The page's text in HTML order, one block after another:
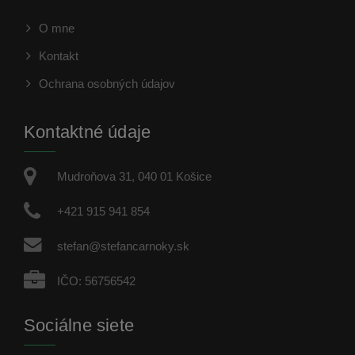
O mne
Kontakt
Ochrana osobných údajov
Kontaktné údaje
Mudroňova 31, 040 01 Košice
+421 915 941 854
stefan@stefancarnoky.sk
IČO: 56756542
Sociálne siete